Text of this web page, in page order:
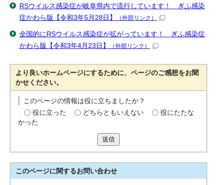
RSウイルス感染症が岐阜県内で流行しています！ ぎふ感染
症かわら版【令和3年5月28日】
（外部リンク）
全国的にRSウイルス感染症が拡がっています！ ぎふ感染症
かわら版【令和3年4月23日】
（外部リンク）
より良いホームページにするために、ページのご感想をお聞
かせください。
このページの情報は役に立ちましたか？
役に立った
どちらともいえない
役にたたな
かった
送信
このページに関するお問い合わせ